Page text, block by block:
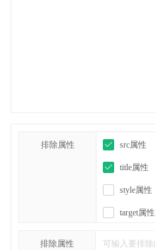
排除属性 src属性
title属性
style属性
target属性
排除属性